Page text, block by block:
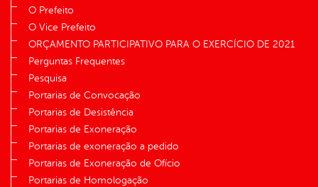
O Prefeito
O Vice Prefeito
ORÇAMENTO PARTICIPATIVO PARA O EXERCÍCIO DE 2021
Perguntas Frequentes
Pesquisa
Portarias de Convocação
Portarias de Desistência
Portarias de Exoneração
Portarias de exoneração a pedido
Portarias de Exoneração de Ofício
Portarias de Homologação